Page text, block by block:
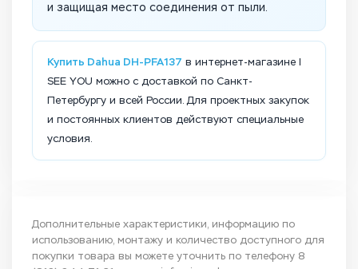
и защищая место соединения от пыли.
Купить Dahua DH-PFA137 в интернет-магазине I
SEE YOU можно с доставкой по Санкт-
Петербургу и всей России. Для проектных закупок
и постоянных клиентов действуют специальные
условия.
Дополнительные характеристики, информацию по
использованию, монтажу и количество доступного для
покупки товара вы можете уточнить по телефону 8